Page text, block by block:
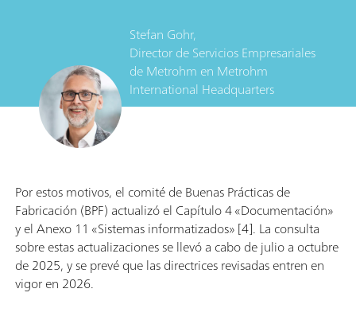
Stefan Gohr,
Director de Servicios Empresariales
de Metrohm en Metrohm
International Headquarters
Por estos motivos, el comité de Buenas Prácticas de
Fabricación (BPF) actualizó el Capítulo 4 «Documentación»
y el Anexo 11 «Sistemas informatizados» [4]. La consulta
sobre estas actualizaciones se llevó a cabo de julio a octubre
de 2025, y se prevé que las directrices revisadas entren en
vigor en 2026.